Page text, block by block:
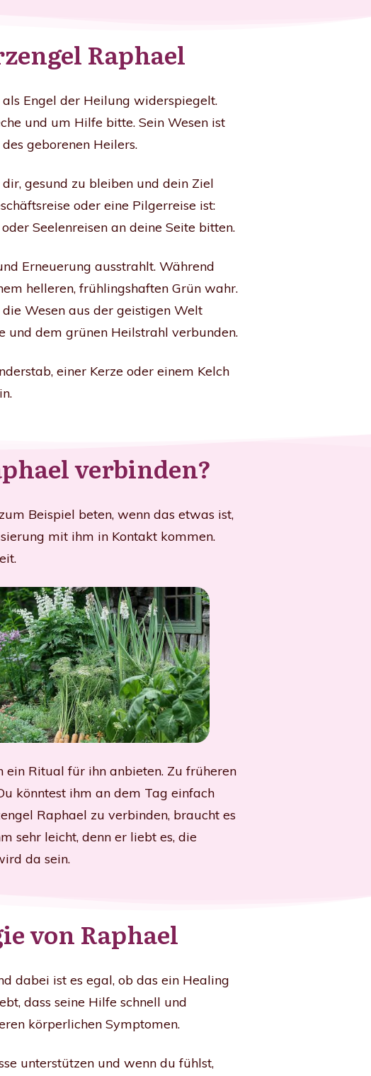
Raphael
Engel der Heilung widerspiegelt.
und um Hilfe bitte. Sein Wesen ist
geborenen Heilers.
gesund zu bleiben und dein Ziel
oder eine Pilgerreise ist:
Seelenreisen an deine Seite bitten.
Erneuerung ausstrahlt. Während
helleren, frühlingshaften Grün wahr.
Wesen aus der geistigen Welt
und dem grünen Heilstrahl verbunden.
einer Kerze oder einem Kelch
verbinden?
Beispiel beten, wenn das etwas ist,
mit ihm in Kontakt kommen.
ein Ritual für ihn anbieten. Zu früheren
könntest ihm an dem Tag einfach
Raphael zu verbinden, braucht es
sehr leicht, denn er liebt es, die
da sein.
von Raphael
dabei ist es egal, ob das ein Healing
dass seine Hilfe schnell und
körperlichen Symptomen.
unterstützen und wenn du fühlst,